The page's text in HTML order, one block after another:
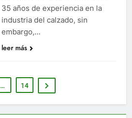
35 años de experiencia en la
industria del calzado, sin
embargo,…
leer más
… 14